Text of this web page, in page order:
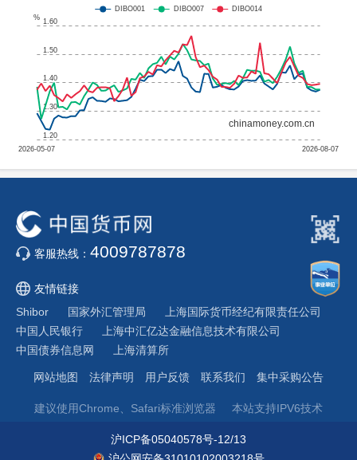
客服热线： 4009787878
友情链接
Shibor
国家外汇管理局
上海国际货币经纪有限责任公司
中国人民银行
上海中汇亿达金融信息技术有限公司
中国债券信息网
上海清算所
网站地图 法律声明 用户反馈 联系我们 集中采购公告
建议使用Chrome、Safari标准浏览器 本站支持IPV6技术
沪ICP备05040578号-12/13